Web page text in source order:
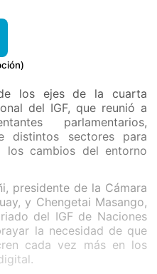
los ejes de la cuarta
del IGF, que reunió a
parlamentarios,
distintos sectores para
los cambios del entorno
presidente de la Cámara
y Chengetai Masango,
del IGF de Naciones
la necesidad de que
cada vez más en los